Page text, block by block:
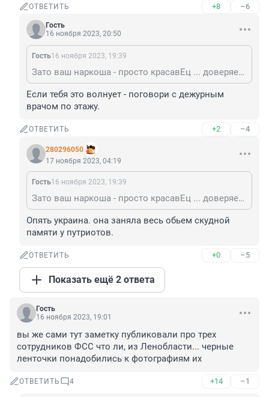
ОТВЕТИТЬ +8 –6
Гость
16 ноября 2023, 20:50
Гость16 ноября 2023, 19:39
Зато ваш наркоша - просто красавЕц ... доверяешь ему?
Если тебя это волнует - поговори с дежурным
врачом по этажу.
ОТВЕТИТЬ +2 –4
280296050
17 ноября 2023, 04:19
Гость16 ноября 2023, 19:39
Зато ваш наркоша - просто красавЕц ... доверяешь ему?
Опять украина. она заняла весь обьем скудной
памяти у путриотов.
ОТВЕТИТЬ +0 –5
Показать ещё 2 ответа
Гость
16 ноября 2023, 19:01
вы же сами тут заметку публиковали про трех
сотрудников ФСС что ли, из Ленобласти... черные
ленточки понадобились к фотографиям их
ОТВЕТИТЬ 4 +14 –1